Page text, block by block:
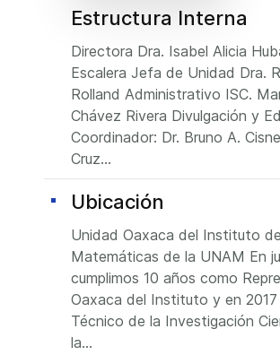
Estructura Interna
Directora Dra. Isabel Alicia
Escalera Jefa de Unidad Dra.
Rolland Administrativo ISC.
Chávez Rivera Divulgación y
Coordinador: Dr. Bruno A.
Cruz...
Ubicación
Unidad Oaxaca del Instituto de
Matemáticas de la UNAM En
cumplimos 10 años como
Oaxaca del Instituto y en 2017
Técnico de la Investigación
la...